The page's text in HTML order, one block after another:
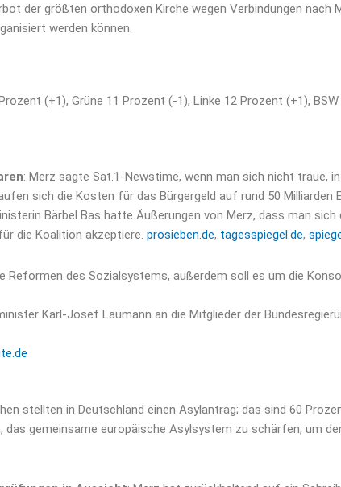
der größten orthodoxen Kirche wegen Verbindungen nach
werden können.
(+1), Grüne 11 Prozent (-1), Linke 12 Prozent (+1),
: Merz sagte Sat.1-Newstime, wenn man sich nicht traue,
sich die Kosten für das Bürgergeld auf rund 50 Milliarden
Bärbel Bas hatte Äußerungen von Merz, dass man
die Koalition akzeptiere. prosieben.de, tagesspiegel.de,
des Sozialsystems, außerdem soll es um die
Karl-Josef Laumann an die Mitglieder der
stellten in Deutschland einen Asylantrag; das sind 60
gemeinsame europäische Asylsystem zu schärfen, um